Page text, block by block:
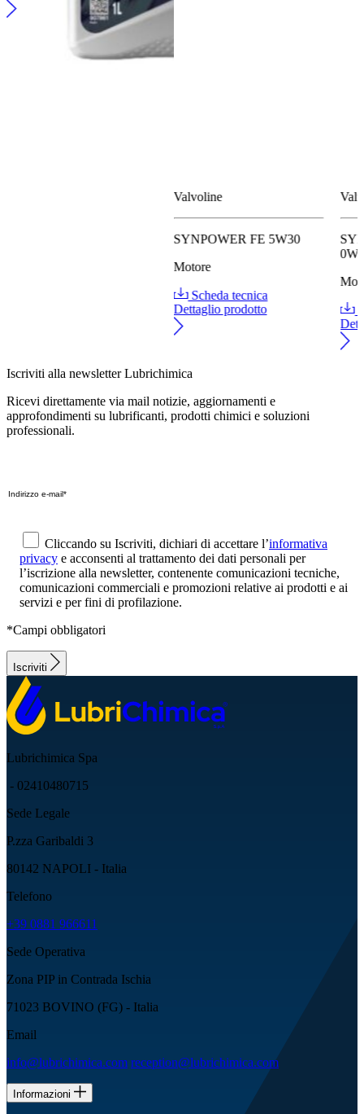
Valvoline
SYNPOWER FE 5W30
Motore
Scheda tecnica
Dettaglio prodotto
Iscriviti alla newsletter Lubrichimica
Ricevi direttamente via mail notizie, aggiornamenti e
approfondimenti su lubrificanti, prodotti chimici e soluzioni
professionali.
Cliccando su Iscriviti, dichiari di accettare l’informativa
privacy e acconsenti al trattamento dei dati personali per
l’iscrizione alla newsletter, contenente comunicazioni tecniche,
comunicazioni commerciali e promozioni relative ai prodotti e ai
servizi e per fini di profilazione.
*Campi obbligatori
Iscriviti
Lubrichimica Spa
- 02410480715
Sede Legale
P.zza Garibaldi 3
80142 NAPOLI - Italia
Telefono
+39 0881 966611
Sede Operativa
Zona PIP in Contrada Ischia
71023 BOVINO (FG) - Italia
Email
info@lubrichimica.com reception@lubrichimica.com
Informazioni